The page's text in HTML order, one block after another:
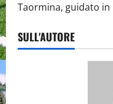
Taormina, guidato in
SULL'AUTORE